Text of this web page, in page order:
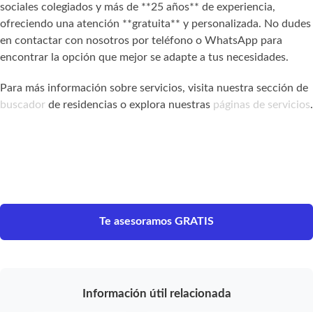
sociales colegiados y más de **25 años** de experiencia,
ofreciendo una atención **gratuita** y personalizada. No dudes
en contactar con nosotros por teléfono o WhatsApp para
encontrar la opción que mejor se adapte a tus necesidades.
Para más información sobre servicios, visita nuestra sección de
buscador de residencias o explora nuestras páginas de servicios.
Te asesoramos GRATIS
Información útil relacionada